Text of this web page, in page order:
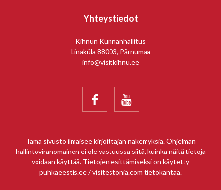
Yhteystiedot
Kihnun Kunnanhallitus
Linaküla 88003, Pärnumaa
info@visitkihnu.ee
 
Tämä sivusto ilmaisee kirjoittajan näkemyksiä. Ohjelman
hallintoviranomainen ei ole vastuussa siitä, kuinka näitä tietoja
voidaan käyttää. Tietojen esittämiseksi on käytetty
puhkaeestis.ee / visitestonia.com tietokantaa.